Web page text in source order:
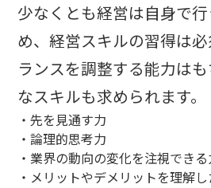
少なくとも経営は自身で
め、経営スキルの習得は
ランスを調整する能力は
なスキルも求められます。
・先を見通す力
・論理的思考力
・業界の動向の変化を注視できる
・メリットやデメリットを理解